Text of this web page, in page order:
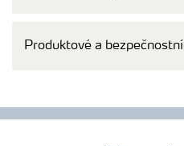
Produktové a